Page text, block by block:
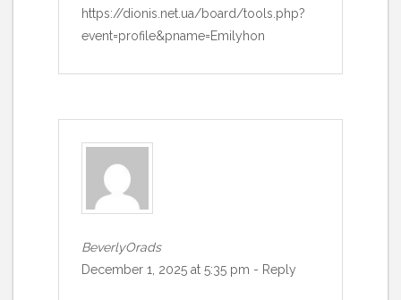
https://dionis.net.ua/board/tools.php?
event=profile&pname=Emilyhon
BeverlyOrads
December 1, 2025 at 5:35 pm - Reply